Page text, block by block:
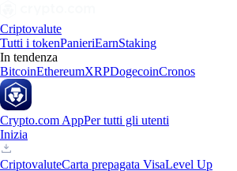
Criptovalute
Tutti i tokenPanieriEarnStaking
In tendenza
BitcoinEthereumXRPDogecoinCronos
Crypto.com AppPer tutti gli utenti
Inizia
CriptovaluteCarta prepagata VisaLevel Up